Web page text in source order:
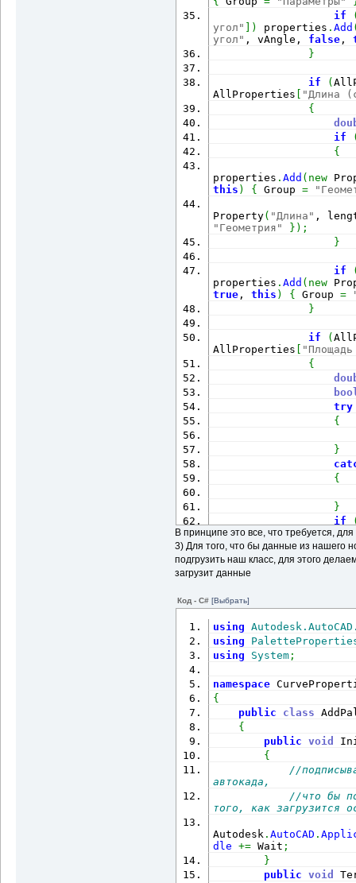
if
угол"
) properties .Add
угол" , vAngle, false ,
}
if (
AllProperties
"Длина
{
if
{
properties .Add ( new
this ) { Group =
Property( "Длина" ,
"Геометрия"
} ) ;
}
if
properties .Add ( new
true , this ) { Group =
}
if (
AllProperties
{
try
{
}
{
}
if
properties. Add(new
this) { Group =
if
(сумма)"
IsSum
}
}
return
}
В принципе это все, что требуется,
3) Для того, что бы данные из нашего
подгрузить наш класс, для этого
загрузит данные
Код - C# [Выбрать]
using
using
using
System ;
namespace
{
public
class
{
public
void
{
//
автокада,
//что бы
того, как загрузится
Autodesk .AutoCAD .
dle
+= Wait ;
}
public
void